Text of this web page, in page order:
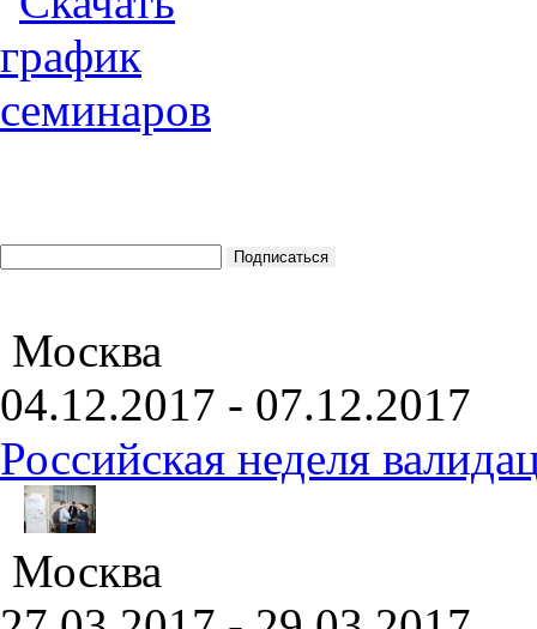
Москва
04.12.2017 - 07.12.2017
Российская неделя
Москва